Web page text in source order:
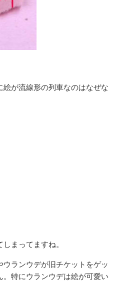
絵が流線形の列車なのはなぜな
まってますね。
ランウデが旧チケットをゲッ
。特にウランウデは絵が可愛い